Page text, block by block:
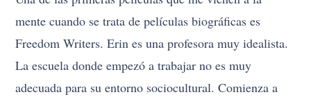
mente cuando se trata de películas biográficas es
Freedom Writers. Erin es una profesora muy idealista.
La escuela donde empezó a trabajar no es muy
adecuada para su entorno sociocultural. Comienza a